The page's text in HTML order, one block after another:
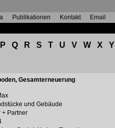
Publikationen Kontakt Email
P Q R S T U V W X Y
Gesamterneuerung
und Gebäude
+ Partner